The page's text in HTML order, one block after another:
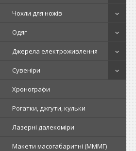
Чохли для ножів
Одяг
Джерела електроживлення
Сувеніри
Хронографи
Рогатки, джгути, кульки
Лазерні далекоміри
Макети масогабаритні (МММГ)